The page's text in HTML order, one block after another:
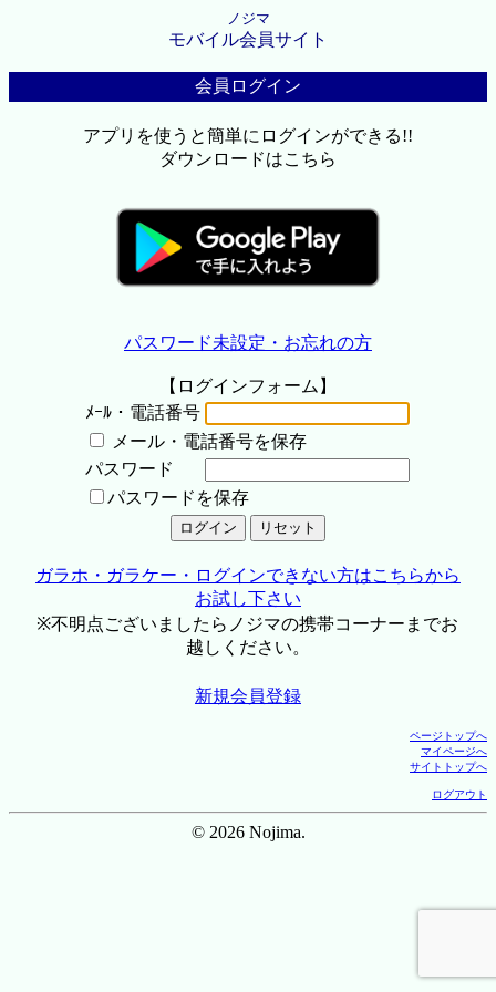
ノジマ
モバイル会員サイト
会員ログイン
アプリを使うと簡単にログインができる!!
ダウンロードはこちら
パスワード未設定・お忘れの方
【ログインフォーム】
ﾒｰﾙ・電話番号
メール・電話番号を保存
パスワード
パスワードを保存
ガラホ・ガラケー・ログインできない方はこちらから
お試し下さい
※不明点ございましたらノジマの携帯コーナーまでお
越しください。
新規会員登録
ページトップへ
マイページへ
サイトトップへ
ログアウト
© 2026 Nojima.